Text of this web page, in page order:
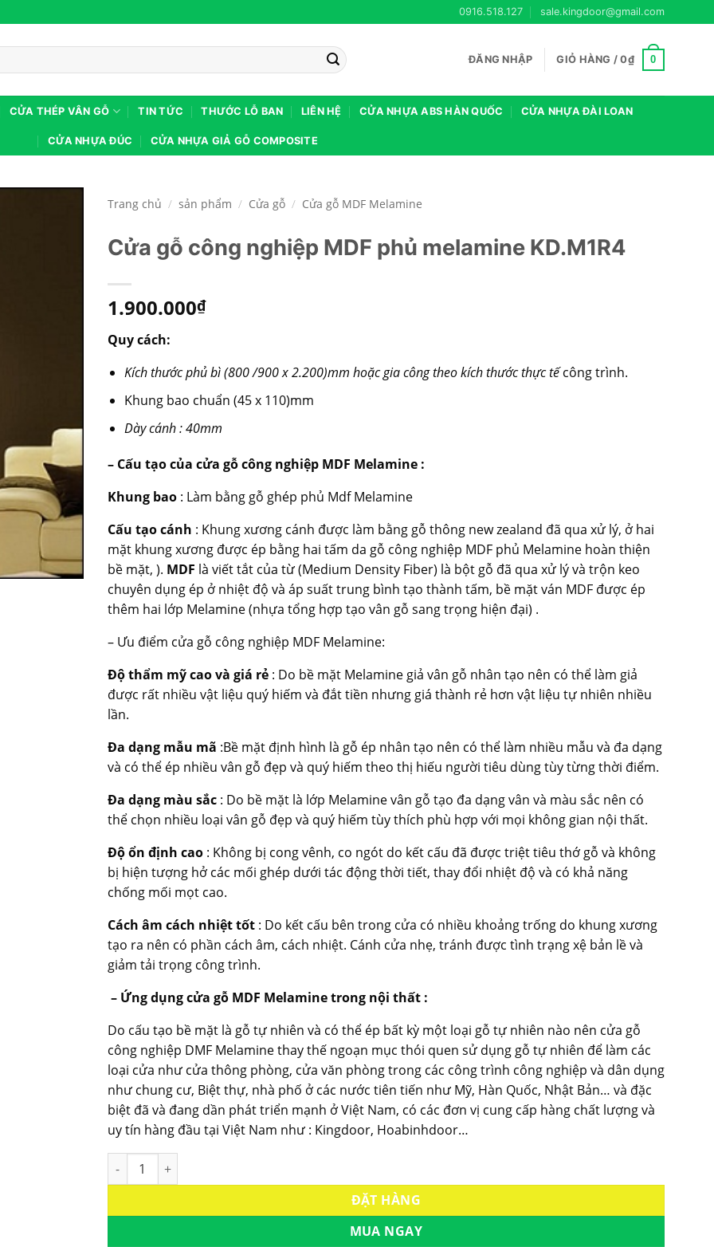
0916.518.127 sale.kingdoor@gmail.com
ĐĂNG NHẬP GIỎ HÀNG /0₫ 0
CỬA THÉP VÂN GỖ TIN TỨC THƯỚC LỖ BAN LIÊN HỆ CỬA NHỰA ABS HÀN QUỐC CỬA NHỰA ĐÀI LOAN
CỬA NHỰA ĐÚC CỬA NHỰA GIẢ GỖ COMPOSITE
Trang chủ / sản phẩm / Cửa gỗ / Cửa gỗ MDF Melamine
Cửa gỗ công nghiệp MDF phủ melamine KD.M1R4
1.900.000₫
Quy cách:
Kích thước phủ bì (800 /900 x 2.200)mm hoặc gia công theo kích thước thực tếcông trình.
Khung bao chuẩn (45 x 110)mm
Dày cánh : 40mm
– Cấu tạo của cửa gỗ công nghiệp MDF Melamine :
Khung bao: Làm bằng gỗ ghép phủ Mdf Melamine
Cấu tạo cánh : Khung xương cánh được làm bằng gỗ thông new zealand đã qua xử lý, ở hai
mặt khung xương được ép bằng hai tấm da gỗ công nghiệp MDFphủ Melamine hoàn thiện
bề mặt, ). MDF là viết tắt của từ (Medium Density Fiber) là bột gỗ đã qua xử lý và trộn keo
chuyên dụng ép ở nhiệt độ và áp suất trung bình tạo thành tấm, bề mặt ván MDF được ép
thêm hai lớp Melamine (nhựa tổng hợp tạo vân gỗ sang trọng hiện đại) .
– Ưu điểm cửa gỗ công nghiệp MDF Melamine:
Độ thẩm mỹ cao và giá rẻ: Do bề mặt Melamine giả vân gỗ nhân tạo nên có thể làm giả
được rất nhiều vật liệu quý hiếm và đắt tiền nhưng giá thành rẻ hơn vật liệu tự nhiên nhiều
lần.
Đa dạng mẫu mã :Bề mặt định hình là gỗ ép nhân tạo nên có thể làm nhiều mẫu và đa dạng
và có thể ép nhiều vân gỗ đẹp và quý hiếm theo thị hiếu người tiêu dùng tùy từng thời điểm.
Đa dạng màu sắc: Do bề mặt là lớp Melamine vân gỗ tạo đa dạng vân và màu sắc nên có
thể chọn nhiều loại vân gỗ đẹp và quý hiếm tùy thích phù hợp với mọi không gian nội thất.
Độ ổn định cao: Không bị cong vênh, co ngót do kết cấu đã được triệt tiêu thớ gỗ và không
bị hiện tượng hở các mối ghép dưới tác động thời tiết, thay đổi nhiệt độ và có khả năng
chống mối mọt cao.
Cách âm cách nhiệt tốt: Do kết cấu bên trong cửa có nhiều khoảng trống do khung xương
tạo ra nên có phần cách âm, cách nhiệt. Cánh cửa nhẹ, tránh được tình trạng xệ bản lề và
giảm tải trọng công trình.
– Ứng dụng cửa gỗ MDF Melamine trong nội thất :
Do cấu tạo bề mặt là gỗ tự nhiên và có thể ép bất kỳ một loại gỗ tự nhiên nào nên cửa gỗ
công nghiệp DMF Melamine thay thế ngoạn mục thói quen sử dụng gỗ tự nhiên để làm các
loại cửa như cửa thông phòng, cửa văn phòng trong các công trình công nghiệp và dân dụng
như chung cư, Biệt thự, nhà phố ở các nước tiên tiến như Mỹ, Hàn Quốc, Nhật Bản… và đặc
biệt đã và đang dần phát triển mạnh ở Việt Nam, có các đơn vị cung cấp hàng chất lượng và
uy tín hàng đầu tại Việt Nam như : Kingdoor, Hoabinhdoor…
Cửa gỗ công nghiệp MDF phủ melamine KD.M1R4 số lượng
ĐẶT HÀNG
MUA NGAY